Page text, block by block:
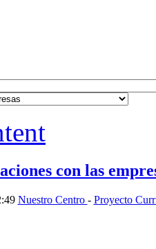
con las
Nuestro Centro - Proyecto